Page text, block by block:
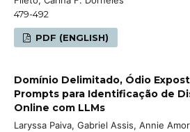
479-492
PDF (ENGLISH)
Domínio Delimitado, Ódio
Prompts para Identificação de
Online com LLMs
Laryssa Paiva, Gabriel Assis, Annie